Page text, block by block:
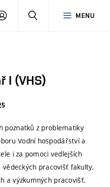
MENU
PŘIHLÁSIT
I (VHS)
poznatků z problematiky
Vodní hospodářství a
i za pomoci vedlejších
pracovišť fakulty,
a výzkumných pracovišť.